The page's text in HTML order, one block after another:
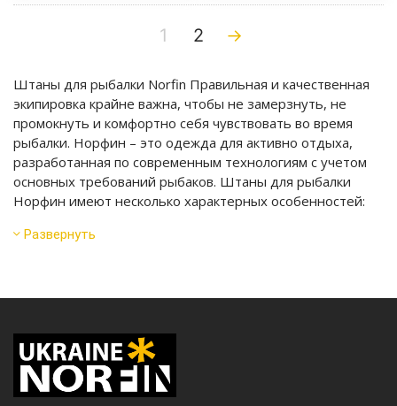
1 2 →
Штаны для рыбалки Norfin Правильная и качественная
экипировка крайне важна, чтобы не замерзнуть, не
промокнуть и комфортно себя чувствовать во время
рыбалки. Норфин – это одежда для активно отдыха,
разработанная по современным технологиям с учетом
основных требований рыбаков. Штаны для рыбалки
Норфин имеют несколько характерных особенностей:
Развернуть